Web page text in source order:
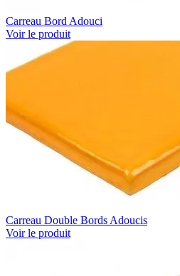
Carreau Bord Adouci
Voir le produit
Carreau Double Bords Adoucis
Voir le produit